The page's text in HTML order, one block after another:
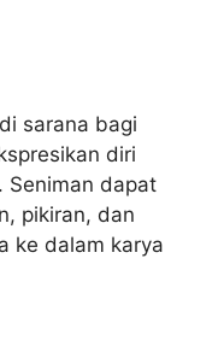
sarana bagi
diri
Seniman dapat
pikiran, dan
ke dalam karya